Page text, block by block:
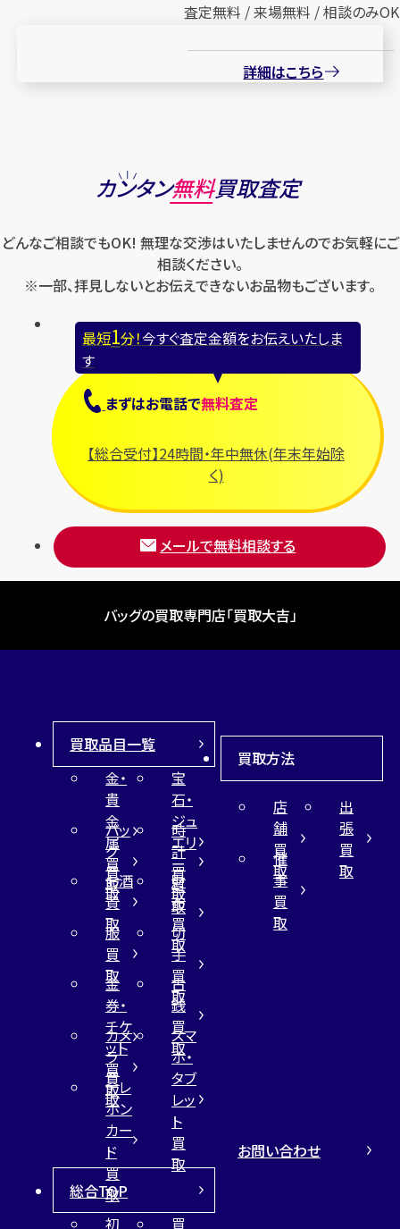
査定無料 / 来場無料 / 相談のみOK
詳細はこちら
カンタン無料買取査定
どんなご相談でもOK! 無理な交渉はいたしませんのでお気軽にご
相談ください。
※一部、拝見しないとお伝えできないお品物もございます。
最短1分！今すぐ査定金額をお伝えいたしま
す
まずはお電話で無料査定
【総合受付】24時間・年中無休(年末年始除
く)
メールで無料相談する
バッグの買取専門店「買取大吉」
買取品目一覧
金・
貴
金
属
買
取
宝
石・
ジュ
エリ
ー
買
取
バッ
グ
買
取
時
計
買
取
お酒
買
取
財
布
買
取
服
買
取
切
手
買
取
金
券・
チケ
ット
買
取
古
銭
買
取
カメ
ラ
買
取
スマ
ホ・
タブ
レッ
ト
買
取
テレ
ホン
カー
ド
買
取
買取方法
店
舗
買
取
出
張
買
取
催
事
買
取
総合TOP
初
買
お問い合わせ